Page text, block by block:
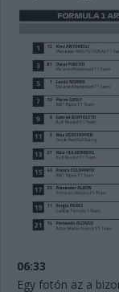
06:33
Egy fotón az a